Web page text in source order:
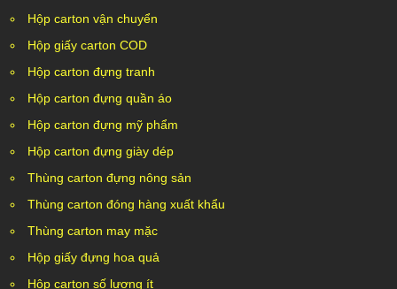
Hộp carton vận chuyển
Hộp giấy carton COD
Hộp carton đựng tranh
Hộp carton đựng quần áo
Hộp carton đựng mỹ phẩm
Hộp carton đựng giày dép
Thùng carton đựng nông sản
Thùng carton đóng hàng xuất khẩu
Thùng carton may mặc
Hộp giấy đựng hoa quả
Hộp carton số lượng ít